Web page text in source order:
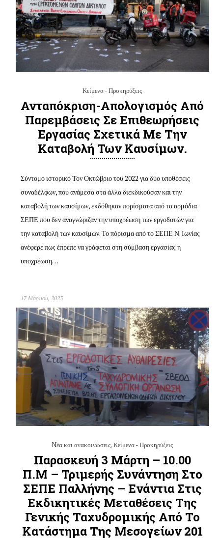
Κείμενα - Προκηρύξεις
Ανταπόκριση-Απολογισμός Από
Παρεμβάσεις Σε Επιθεωρήσεις
Εργασίας Σχετικά Με Την
Καταβολή Των Καυσίμων.
Σύντομο ιστορικό Τον Οκτώβριο του 2022 για δύο υποθέσεις
συναδέλφων, που ανάμεσα στα άλλα διεκδικούσαν και την
καταβολή των καυσίμων, εκδόθηκαν πορίσματα από τα αρμόδια
ΣΕΠΕ που δεν αναγνώριζαν την υποχρέωση των εργοδοτών για
την καταβολή των καυσίμων. Το πόρισμα από το ΣΕΠΕ Ν. Ιωνίας
ανέφερε πως έπρεπε να γράφεται στη σύμβαση εργασίας η
υποχρέωση…
17 Μαρτίου, 2023
Nέα και ανακοινώσεις,Κείμενα - Προκηρύξεις
Παρασκευή 3 Μάρτη – 10.00
Π.μ – Τριμερής Συνάντηση Στο
ΣΕΠΕ Παλλήνης – Ενάντια Στις
Εκδικητικές Μεταθέσεις Της
Γενικής Ταχυδρομικής Από Το
Κατάστημα Της Μεσογείων 201